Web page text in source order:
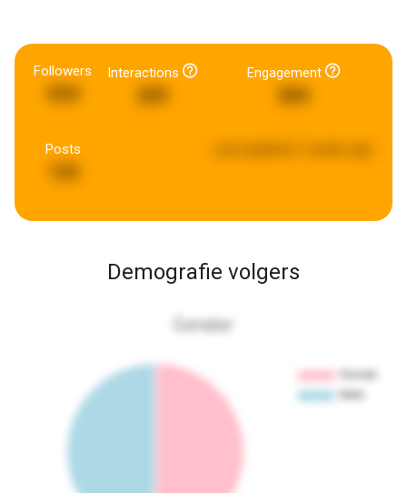
Followers Interactions Engagement
584
Posts
Demografie volgers
Gender